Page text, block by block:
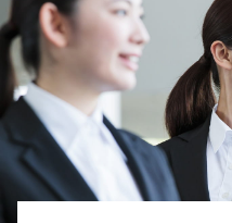
令和6年11月8日からの大雨によ
2024.10.29
信用格付に関するお知らせ
2024.09.25
低気圧と前線による大雨に伴う災
まへ